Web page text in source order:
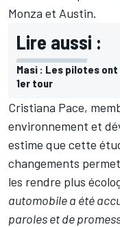
Monza et Austin.
Lire aussi :
Masi : Les pilotes
1er tour
Cristiana Pace,
environnement et
estime que cette
changements
les rendre plus
automobile a été
paroles et de